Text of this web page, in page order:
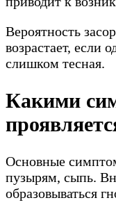
Вероятность
возрастает, если
слишком тесная.
Какими
Основные
пузырям, сыпь.
образовываться